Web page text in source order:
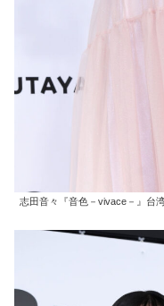
志田音々『音色－vivace－』台